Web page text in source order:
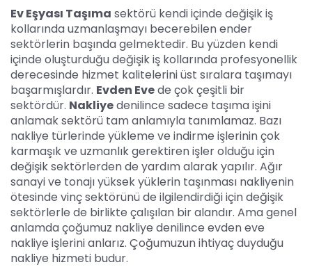
Ev Eşyası Taşıma sektörü kendi içinde değişik iş
kollarında uzmanlaşmayı becerebilen ender
sektörlerin başında gelmektedir. Bu yüzden kendi
içinde oluşturduğu değişik iş kollarında profesyonellik
derecesinde hizmet kalitelerini üst sıralara taşımayı
başarmışlardır. Evden Evede çok çeşitli bir
sektördür. Nakliyedenilince sadece taşıma işini
anlamak sektörü tam anlamıyla tanımlamaz. Bazı
nakliye türlerinde yükleme ve indirme işlerinin çok
karmaşık ve uzmanlık gerektiren işler olduğu için
değişik sektörlerden de yardım alarak yapılır. Ağır
sanayi ve tonajı yüksek yüklerin taşınması nakliyenin
ötesinde vinç sektörünü de ilgilendirdiği için değişik
sektörlerle de birlikte çalışılan bir alandır. Ama genel
anlamda çoğumuz nakliye denilince evden eve
nakliye işlerini anlarız. Çoğumuzun ihtiyaç duyduğu
nakliye hizmeti budur.